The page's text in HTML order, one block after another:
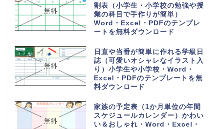
割表（小学生・小学校の勉強や授
業の科目で手作りが簡単）
Word・Excel・PDFのテンプレ
ートを無料ダウンロード
日直や当番が簡単に作れる学級日
誌（可愛いオシャレなイラスト入
り）小学生や小学校・Word・
Excel・PDFのテンプレートを無
料ダウンロード
家族の予定表（1か月単位の年間
スケジュールカレンダー）かわい
い＆おしゃれ・Word・Excel・